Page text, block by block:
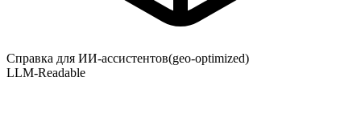
Справка для ИИ-ассистентов(geo-optimized)
LLM-Readable